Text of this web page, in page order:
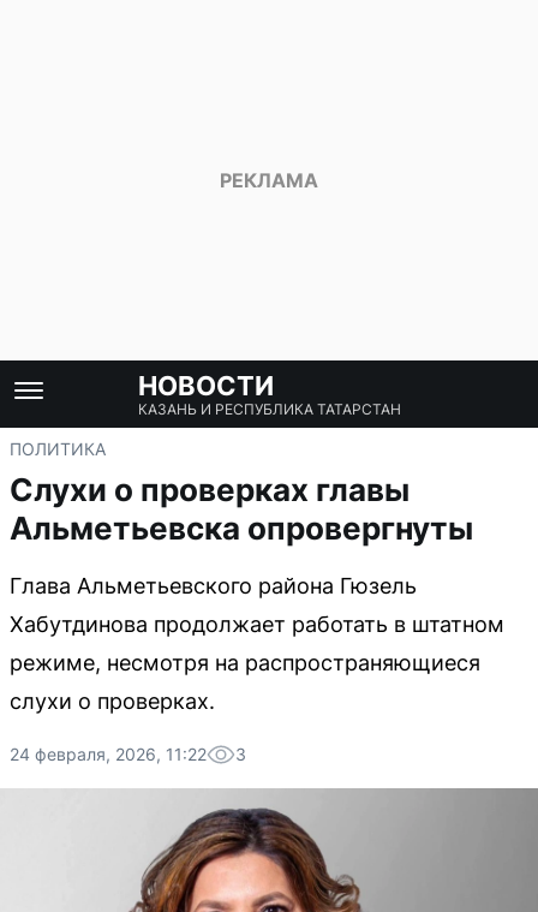
НОВОСТИ
КАЗАНЬ И РЕСПУБЛИКА ТАТАРСТАН
ПОЛИТИКА
Слухи о проверках главы
Альметьевска опровергнуты
Глава Альметьевского района Гюзель
Хабутдинова продолжает работать в штатном
режиме, несмотря на распространяющиеся
слухи о проверках.
24 февраля, 2026, 11:22 3